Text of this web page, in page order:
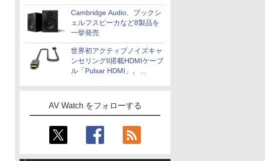
「AC iPurifier2」
Cambridge Audio、ブックシ
ェルフスピーカなど8製品を
一挙発売
世界初アクティブノイズキャ
ンセリングII搭載HDMIケーブ
ル「Pulsar HDMI」。
AV Watch をフォローする